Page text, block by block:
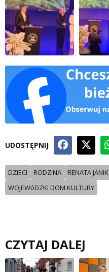
UDOSTĘPNIJ
DZIECI RODZINA RENATA JANIK
WOJEWóDZKI DOM KULTURY
CZYTAJ DALEJ